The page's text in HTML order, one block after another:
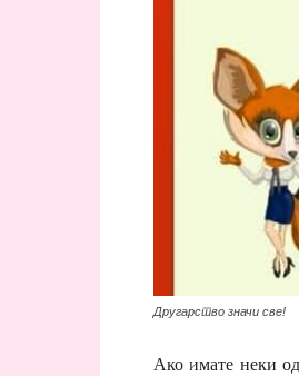
Другарство значи све!
Ако имате неки